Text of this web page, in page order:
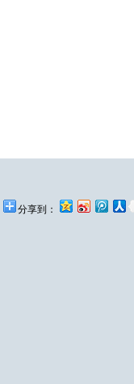
分享到：